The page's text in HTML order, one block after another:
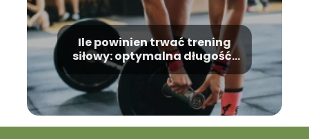
Ile powinien trwać trening
siłowy: optymalna długość i
czynniki wpływające na
jakość treningu